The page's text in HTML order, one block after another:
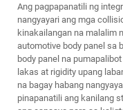
Ang pagpapanatili ng
nangyayari ang mga
kinakailangan na malalim
automotive body panel sa
body panel na
lakas at rigidity upang
na bagay habang
pinapanatili ang kanilang